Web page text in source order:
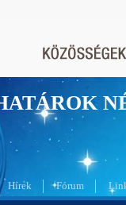
Hírek Fórum